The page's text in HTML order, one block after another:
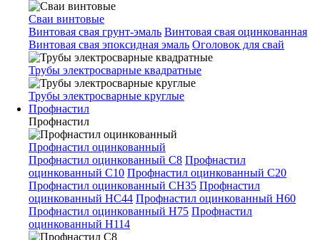
Сваи винтовые
Винтовая свая грунт-эмаль Винтовая свая оцинкованная
Винтовая свая эпоксидная эмаль Оголовок для свай
Трубы электросварные квадратные
Трубы электросварные круглые
Профнастил
Профнастил
Профнастил оцинкованный
Профнастил оцинкованный С8 Профнастил
оцинкованный С10 Профнастил оцинкованный С20
Профнастил оцинкованный СН35 Профнастил
оцинкованный НС44 Профнастил оцинкованный Н60
Профнастил оцинкованный Н75 Профнастил
оцинкованный Н114